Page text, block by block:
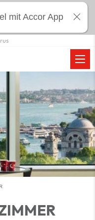
mit Accor App